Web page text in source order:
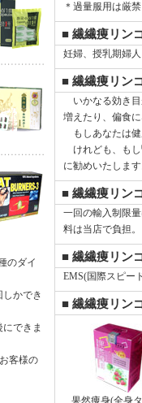
のダイ
かでき
できま
客様の
＊過量服用は厳
■ 繊繊痩リン
妊婦、授乳期婦
■ 繊繊痩リン
いかなる効き目
増えたり、偏食
もしあなたは健
けれども、もし
に勧めいたしま
■ 繊繊痩リン
一回の輸入制限
料は当店で負担。
■ 繊繊痩リン
EMS(国際スピー
■ 繊繊痩リン
果然痩身(全身